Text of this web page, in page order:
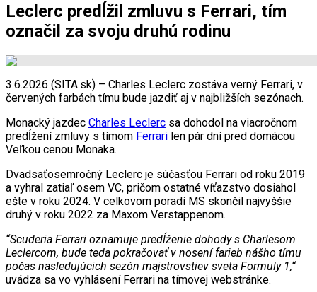
Leclerc predĺžil zmluvu s Ferrari, tím
označil za svoju druhú rodinu
3.6.2026 (SITA.sk) – Charles Leclerc zostáva verný Ferrari, v
červených farbách tímu bude jazdiť aj v najbližších sezónach.
Monacký jazdec Charles Leclerc sa dohodol na viacročnom
predĺžení zmluvy s tímom Ferrari len pár dní pred domácou
Veľkou cenou Monaka.
Dvadsaťosemročný Leclerc je súčasťou Ferrari od roku 2019
a vyhral zatiaľ osem VC, pričom ostatné víťazstvo dosiahol
ešte v roku 2024. V celkovom poradí MS skončil najvyššie
druhý v roku 2022 za Maxom Verstappenom.
“Scuderia Ferrari oznamuje predĺženie dohody s Charlesom
Leclercom, bude teda pokračovať v nosení farieb nášho tímu
počas nasledujúcich sezón majstrovstiev sveta Formuly 1,“
uvádza sa vo vyhlásení Ferrari na tímovej webstránke.